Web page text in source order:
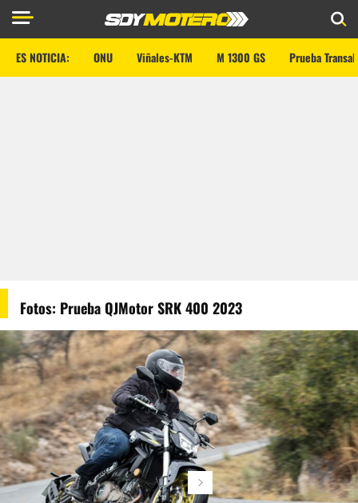
ES NOTICIA: ONU Viñales-KTM M 1300 GS Prueba
Fotos: Prueba QJMotor SRK 400 2023